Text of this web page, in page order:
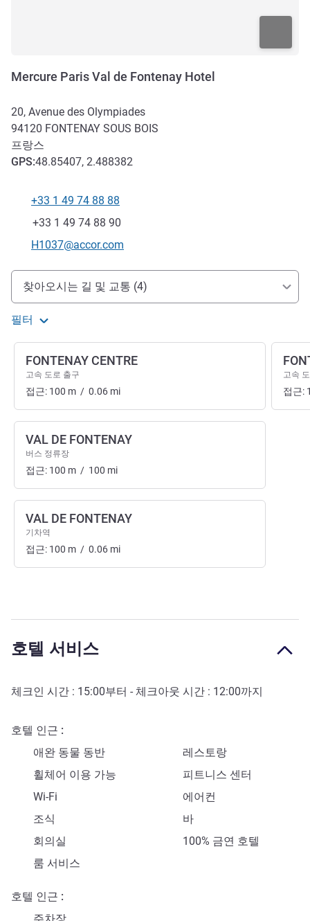
Mercure Paris Val de Fontenay Hotel
20, Avenue des Olympiades
94120 FONTENAY SOUS BOIS
프랑스
GPS:48.85407, 2.488382
전화
+33 1 49 74 88 88
팩스
+33 1 49 74 88 90
E-mail
H1037@accor.com
호텔 접근 및 교통
찾아오시는 길 및 교통 (4)
필터
FONTENAY CENTRE
고속 도로 출구
접근: 100 m / 0.06 mi
VAL DE FONTENAY
버스 정류장
접근: 100 m / 100 mi
VAL DE FONTENAY
기차역
접근: 100 m / 0.06 mi
고속
접근:
호텔 서비스
체크인 시간 : 15:00부터 - 체크아웃 시간 : 12:00까지
호텔 인근
애완 동물 동반
레스토랑
휠체어 이용 가능
피트니스 센터
Wi-Fi
에어컨
조식
바
회의실
100% 금연 호텔
룸 서비스
호텔 인근